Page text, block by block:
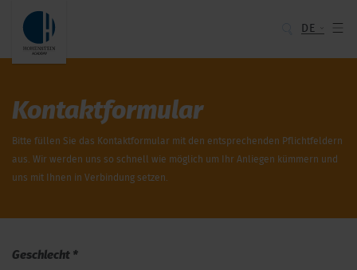
DE
Kontaktformular
Bitte füllen Sie das Kontaktformular mit den entsprechenden Pflichtfeldern
aus. Wir werden uns so schnell wie möglich um Ihr Anliegen kümmern und
uns mit Ihnen in Verbindung setzen.
Geschlecht *